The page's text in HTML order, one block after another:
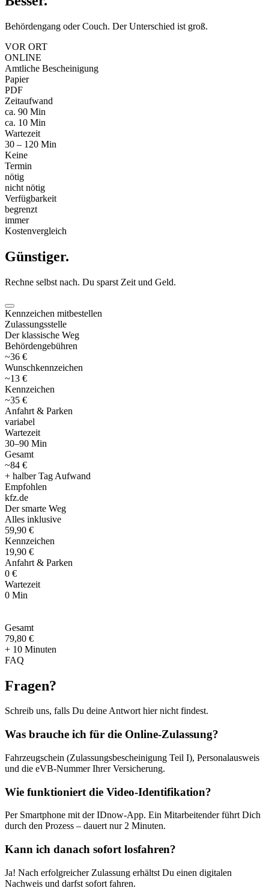
Behördengang oder Couch. Der Unterschied ist groß.
VOR ORT
ONLINE
Amtliche Bescheinigung
Papier
PDF
Zeitaufwand
ca. 90 Min
ca. 10 Min
Wartezeit
30 – 120 Min
Keine
Termin
nötig
nicht nötig
Verfügbarkeit
begrenzt
immer
Kostenvergleich
Günstiger.
Rechne selbst nach. Du sparst Zeit und Geld.
Kennzeichen mitbestellen
Zulassungsstelle
Der klassische Weg
Behördengebühren
~36 €
Wunschkennzeichen
~13 €
Kennzeichen
~35 €
Anfahrt & Parken
variabel
Wartezeit
30–90 Min
Gesamt
~84 €
+ halber Tag Aufwand
Empfohlen
kfz.de
Der smarte Weg
Alles inklusive
59,90 €
Kennzeichen
19,90 €
Anfahrt & Parken
0 €
Wartezeit
0 Min
Gesamt
79,80 €
+ 10 Minuten
FAQ
Fragen?
Schreib uns, falls Du deine Antwort hier nicht findest.
Was brauche ich für die Online-Zulassung?
Fahrzeugschein (Zulassungsbescheinigung Teil I), Personalausweis
und die eVB-Nummer Ihrer Versicherung.
Wie funktioniert die Video-Identifikation?
Per Smartphone mit der IDnow-App. Ein Mitarbeitender führt Dich
durch den Prozess – dauert nur 2 Minuten.
Kann ich danach sofort losfahren?
Ja! Nach erfolgreicher Zulassung erhältst Du einen digitalen
Nachweis und darfst sofort fahren.